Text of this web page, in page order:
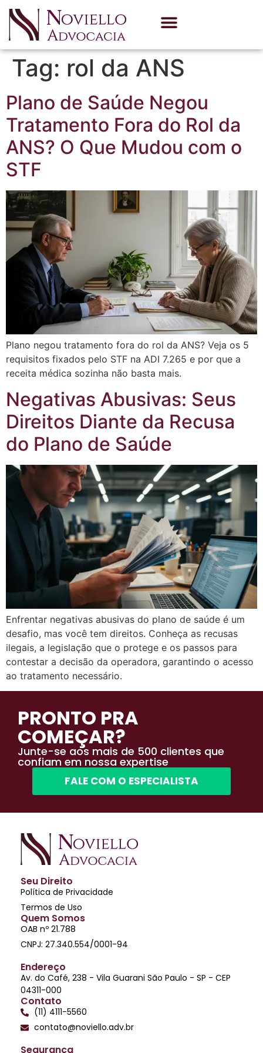
Tag: rol da ANS
Plano de Saúde Negou
Tratamento Fora do Rol da
ANS? O Que Mudou com o
STF
Plano negou tratamento fora do rol da ANS? Veja os 5
requisitos fixados pelo STF na ADI 7.265 e por que a
receita médica sozinha não basta mais.
Negativas Abusivas: Seus
Direitos Diante da Recusa
do Plano de Saúde
Enfrentar negativas abusivas do plano de saúde é um
desafio, mas você tem direitos. Conheça as recusas
ilegais, a legislação que o protege e os passos para
contestar a decisão da operadora, garantindo o acesso
ao tratamento necessário.
PRONTO PRA
COMEÇAR?
Junte-se aos mais de 500 clientes que
confiam em nossa expertise
FALE COM O ESPECIALISTA
Seu Direito
Política de Privacidade
Termos de Uso
Quem Somos
OAB nº 21.788
CNPJ: 27.340.554/0001-94
Endereço
Av. do Café, 238 - Vila Guarani São Paulo - SP - CEP
04311-000
Contato
(11) 4111-5560
contato@noviello.adv.br
Segurança